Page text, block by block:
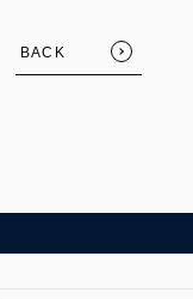
BACK